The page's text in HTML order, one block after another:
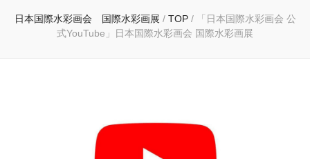
日本国際水彩画会 国際水彩画展 / TOP /
「日本国際水彩画会 公
式YouTube」日本国際水彩画会 国際水彩画展